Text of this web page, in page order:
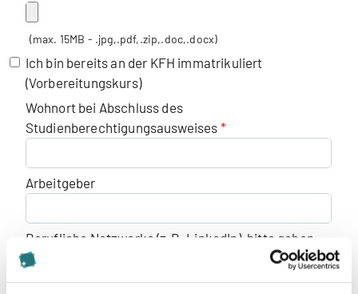
(max. 15MB - .jpg,.pdf,.zip,.doc,.docx)
Ich bin bereits an der KFH immatrikuliert
(Vorbereitungskurs)
Wohnort bei Abschluss des
Studienberechtigungsausweises
Arbeitgeber
Berufliche Netzwerke (z.B. LinkedIn), bitte geben
Sie die Links zu Ihren Profilen an